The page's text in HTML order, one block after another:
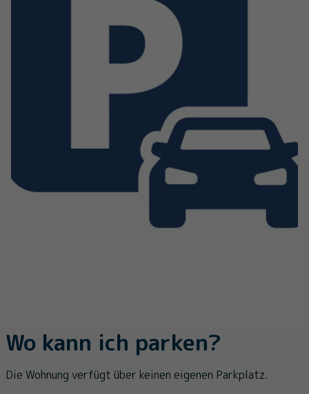
Wo kann ich parken?
Die Wohnung verfügt über keinen eigenen Parkplatz.